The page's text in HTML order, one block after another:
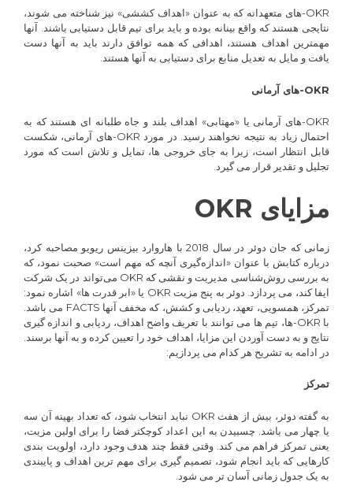
OKR-های متعهدانه که به عنوان «اهداف کششی» نیز شناخته می شوند،
نتایجی هستند که واقع بینانه بوده و باید برای تیم قابل دستیابی باشند. آنها
مهمترین اهداف هستند، اهدافی که همه توافق دارند باید به آنها دست
یافت و مایل به تعدیل منابع برای دستیابی به آنها هستند.
OKR-های آرمانی
OKR-های آرمانی یا «مهتابی» اهداف بلند و جاه طلبانه ای هستند که به
احتمال زیاد به نتیجه نخواهند رسید. در مورد OKR-های آرمانی، شکست
قابل انتظار است، زیرا به جای خروجی ها، تمایل و تلاش است که مورد
تجلیل و تقدیر قرار می گیرد.
مزایای OKR
زمانی که جان دوئر در سال 2018 با هاروارد بیزینس ریویو مصاحبه کرد،
درباره کتابش با عنوان «اندازه‌گیری آنچه که مهم است» صحبت نمود، که
به بررسی روش‌شناسی مدیریت و نقشی که OKR می‌تواند در یک شرکت
ایفا کند، می پردازد. دوئر به پنج مزیت OKR یا «ابر قدرت ها» اشاره نمود:
تمرکز، همسویی، تعهد، ردیابی و کشش، که مخفف آنها FACTS می باشد.
با OKR-ها، تیم ها می توانند با تعریف واضح اهداف، ردیابی و اندازه گیری
نتایج و به دست آوردن این مزایا، اهداف خود را تعیین کرده و به آنها برسند.
در ادامه به تشریح هر کدام می پردازیم:
تمرکز
به گفته دوئر، بیش از هفت OKR نباید انتخاب شود، که تعداد بهینه آن سه
یا چهار می باشد. چسبیدن به این اعداد کوچکتر فضا را برای اولین مزیت،
یعنی تمرکز فراهم می کند. وقتی فقط چند هدف وجود دارد، اولویت بندی
کارهایی که باید انجام شود، تصمیم گیری برای مهم ترین اهداف و پایبندی
به یک جدول زمانی آسان تر می شود.